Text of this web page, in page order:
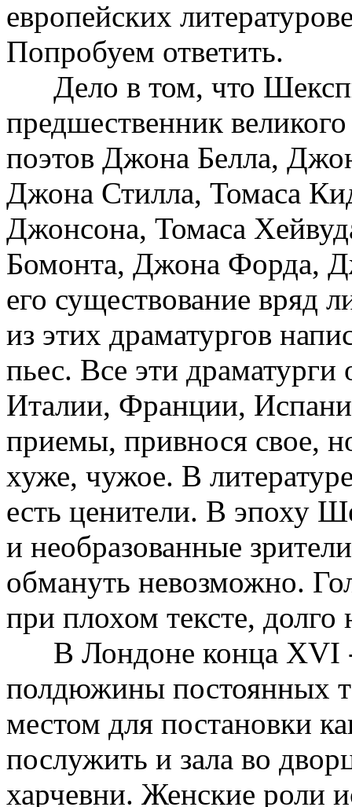
европейских
Попробуем ответить.
Дело в том, что
предшественник
поэтов Джона Белла,
Джона Стилла, Томаса
Джонсона, Томаса
Бомонта, Джона Форда,
его существование
из этих драматургов
пьес. Все эти драматурги
Италии, Франции,
приемы, привнося свое,
хуже, чужое. В
есть ценители. В эпоху
и необразованные
обмануть невозможно.
при плохом тексте, долго
В Лондоне конца XVI -
полдюжины постоянных
местом для постановки
послужить и зала во
харчевни. Женские роли